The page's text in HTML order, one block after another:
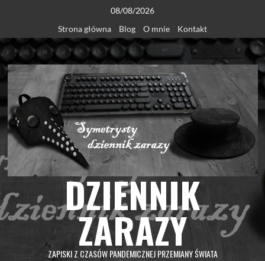
content
08/08/2026
Strona główna
Blog O mnie Kontakt
DZIENNIK
ZARAZY
ZAPISKI Z CZASÓW PANDEMICZNEJ PRZEMIANY ŚWIATA